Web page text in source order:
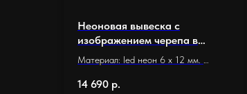
Неоновая вывеска с
изображением черепа в
капюшоне (40 х 44 см.)
Материал: led неон 6 x 12 мм.
Размер основания 40 х 44 см.
14 690 р.